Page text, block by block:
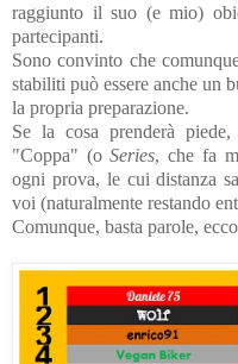
raggiunto il suo (e mio)
partecipanti.
Sono convinto che
stabiliti può essere anche un
la propria preparazione.
Se la cosa prenderà
"Coppa" (oSeries, che fa
ogni prova, le cui distanza
voi (naturalmente restando
Comunque, basta parole,